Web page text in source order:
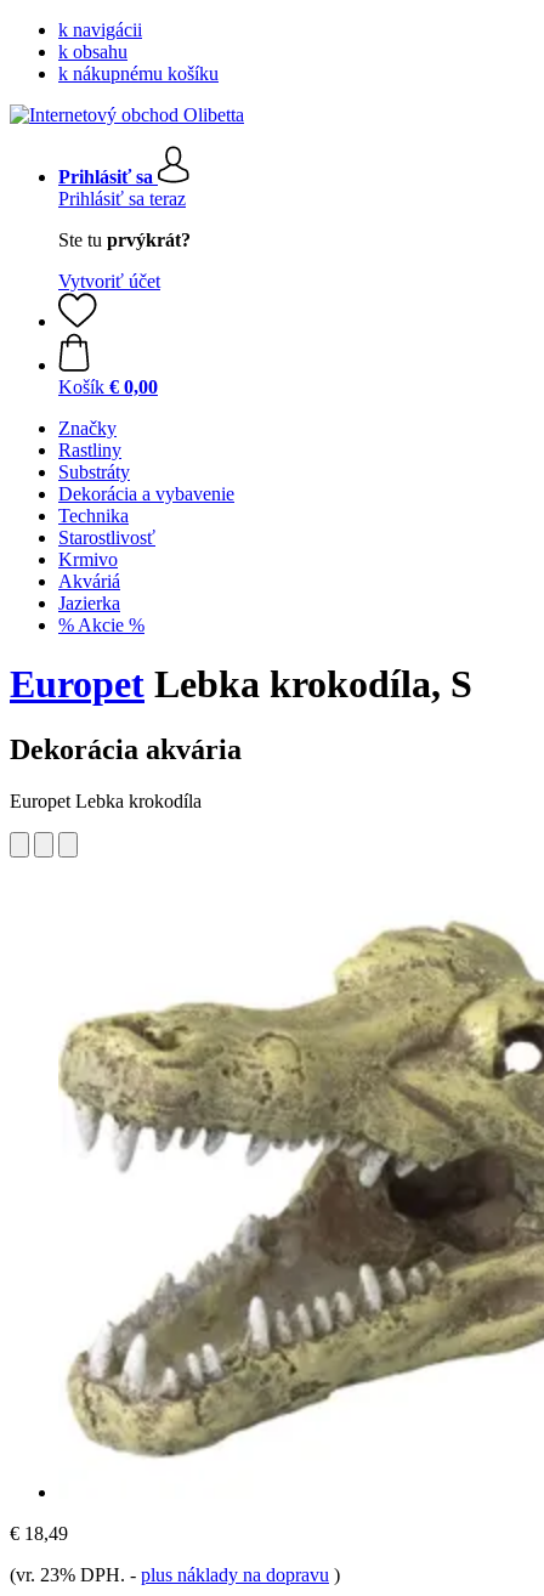
k navigácii
k obsahu
k nákupnému košíku
Prihlásiť sa
Prihlásiť sa teraz
Ste tu prvýkrát?
Vytvoriť účet
Košík € 0,00
Značky
Rastliny
Substráty
Dekorácia a vybavenie
Technika
Starostlivosť
Krmivo
Akváriá
Jazierka
% Akcie %
Europet Lebka krokodíla, S
Dekorácia akvária
Europet Lebka krokodíla
€ 18,49
(vr. 23% DPH. - plus náklady na dopravu )